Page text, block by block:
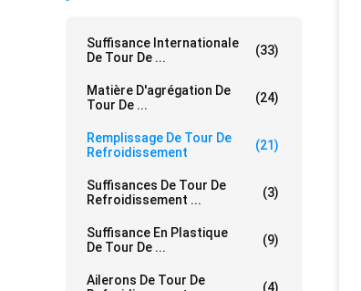
Suffisance Internationale
De Tour De ...
(33)
Matière D'agrégation De
Tour De ...
(24)
Remplissage De Tour De
Refroidissement
(21)
Suffisances De Tour De
Refroidissement ...
(3)
Suffisance En Plastique
De Tour De ...
(9)
Ailerons De Tour De
(4)